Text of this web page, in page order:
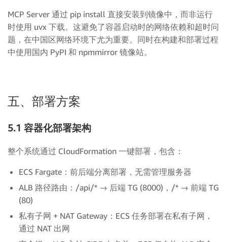
MCP Server 通过 pip install 直接安装到镜像中，而非运行
时使用 uvx 下载。这避免了容器启动时的网络依赖和超时问
题，在中国区网络环境下尤为重要。同时在构建和部署过程
中使用国内 PyPI 和 npmmirror 镜像站。
五、部署方案
5.1 容器化部署架构
整个系统通过 CloudFormation 一键部署，包含：
ECS Fargate：前后端分离部署，无需管理服务器
ALB 路径路由：/api/* → 后端 TG (8000)，/* → 前端 TG
(80)
私有子网 + NAT Gateway：ECS 任务部署在私有子网，
通过 NAT 出网